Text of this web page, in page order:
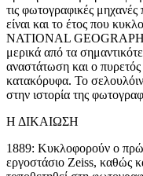
τις φωτογραφικές
είναι και το έτος που
NATIONAL
μερικά από τα
αναστάτωση και ο
κατακόρυφα. Το
στην ιστορία της
Η ΔΙΚΑΙΩΣΗ
1889: Κυκλοφορούν ο
εργοστάσιο Zeiss, καθώς